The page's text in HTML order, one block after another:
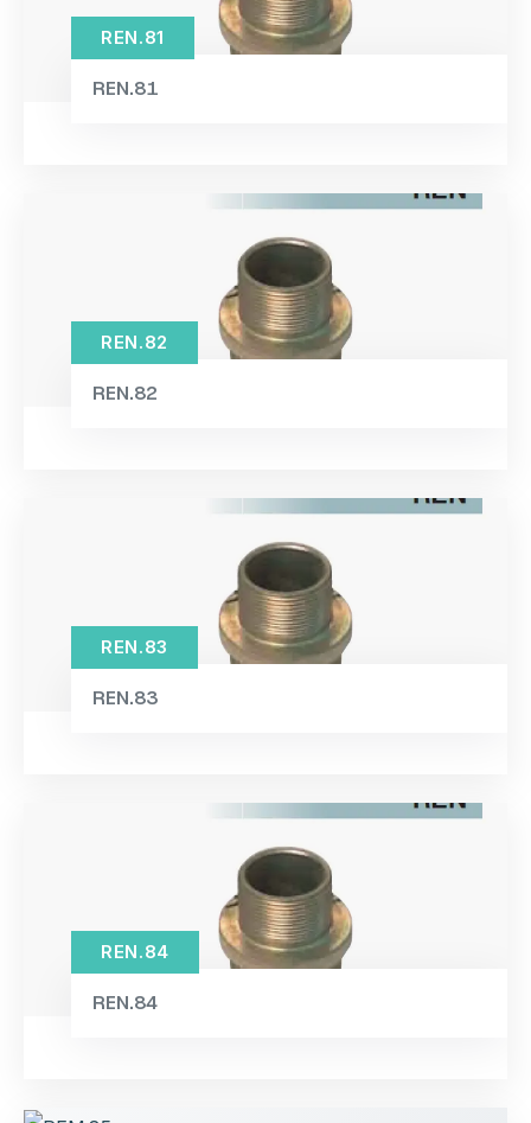
REN.81
REN.81
REN.82
REN.82
REN.83
REN.83
REN.84
REN.84